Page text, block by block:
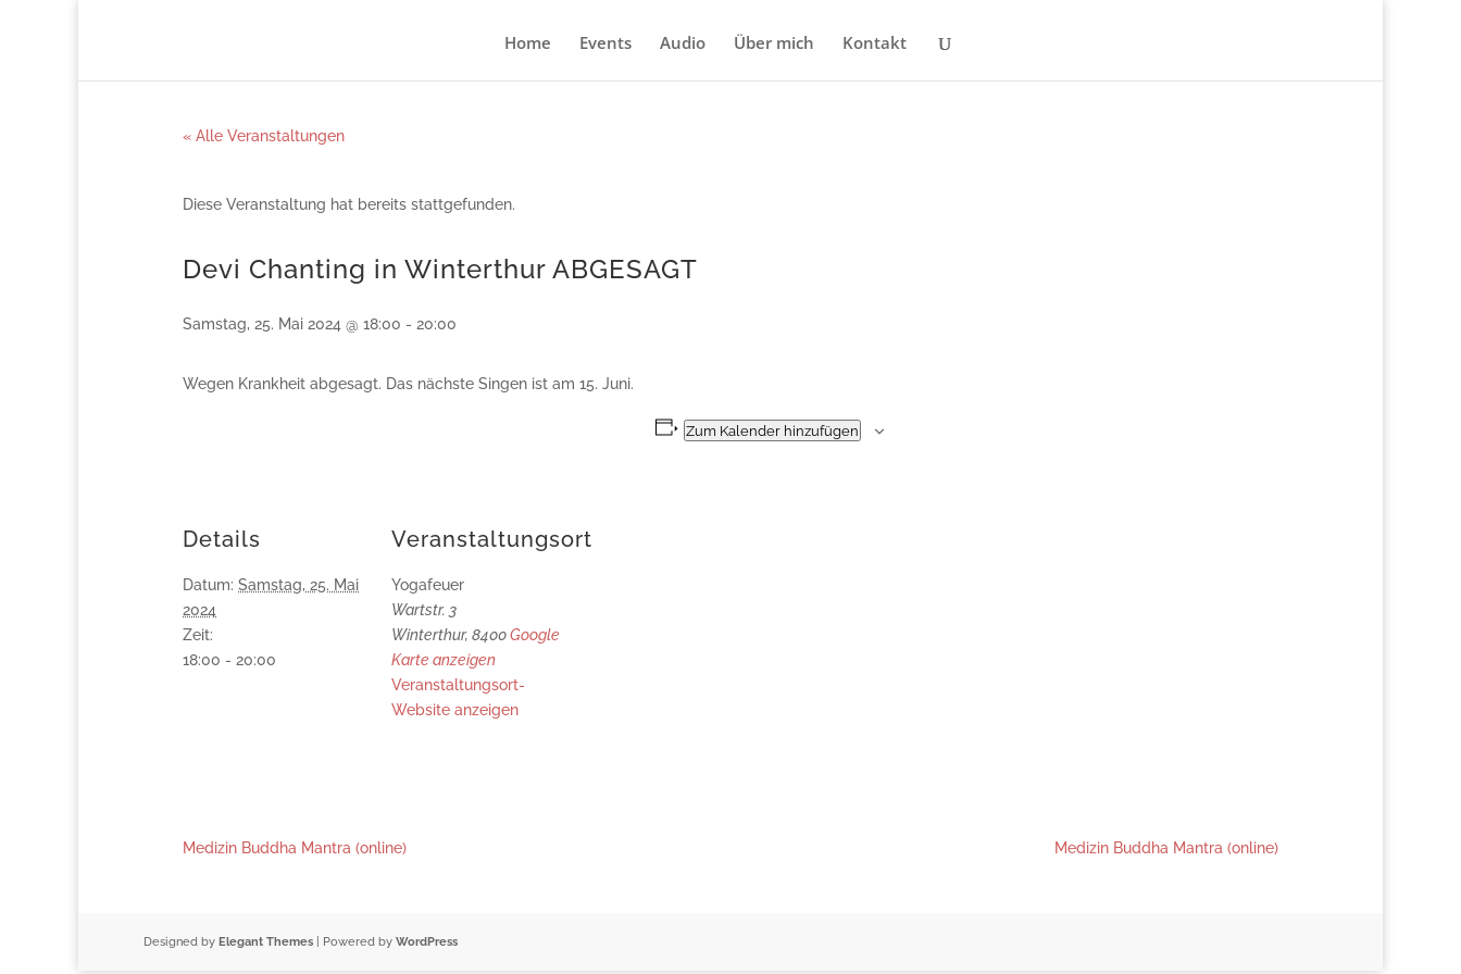
Home Events Audio Über mich Kontakt
« Alle Veranstaltungen
Diese Veranstaltung hat bereits stattgefunden.
Devi Chanting in Winterthur ABGESAGT
Samstag, 25. Mai 2024 @ 18:00 - 20:00
Wegen Krankheit abgesagt. Das nächste Singen ist am 15. Juni.
Zum Kalender hinzufügen
Details
Datum: Samstag, 25. Mai
2024
Zeit:
18:00 - 20:00
Veranstaltungsort
Yogafeuer
Wartstr. 3
Winterthur, 8400Google
Karte anzeigen
Veranstaltungsort-
Website anzeigen
Medizin Buddha Mantra (online) Medizin Buddha Mantra (online)
Designed by Elegant Themes | Powered by WordPress